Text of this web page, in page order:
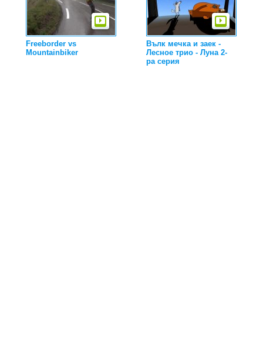
Freeborder vs
Mountainbiker
Вълк мечка и заек -
Лесное трио - Луна 2-
ра серия